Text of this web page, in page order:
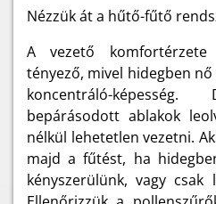
Nézzük át a hűtő-fűtő
A vezető komfortérzete
tényező, mivel hidegben
koncentráló-
bepárásodott ablakok
nélkül lehetetlen vezetni.
majd a fűtést, ha
kényszerülünk, vagy